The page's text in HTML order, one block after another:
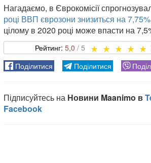
Нагадаємо, в Єврокомісії
році ВВП єврозони знизиться на 7,75%
цілому в 2020 році може впасти на
5,0